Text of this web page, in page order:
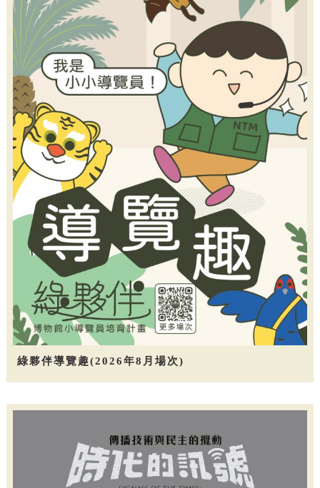
綠夥伴導覽趣(2026年8月場次)